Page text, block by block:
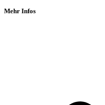
Mehr Infos